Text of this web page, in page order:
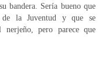
bandera. Sería bueno que
de la Juventud y que se
nerjeño, pero parece que